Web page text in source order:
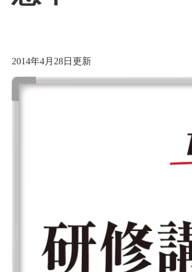
2014年4月28日更新